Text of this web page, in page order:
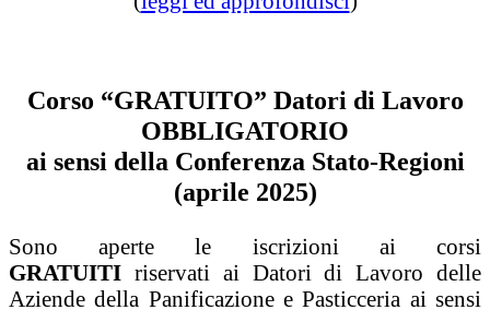
Corso “GRATUITO” Datori di Lavoro
OBBLIGATORIO
ai sensi della Conferenza Stato-Regioni
(aprile 2025)
Sono aperte le iscrizioni ai corsi
GRATUITI riservati ai Datori di Lavoro delle
Aziende della Panificazione e Pasticceria ai sensi